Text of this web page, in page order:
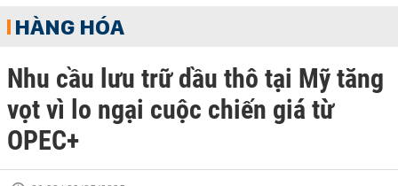
HÀNG HÓA
Nhu cầu lưu trữ dầu thô tại Mỹ tăng
vọt vì lo ngại cuộc chiến giá từ
OPEC+